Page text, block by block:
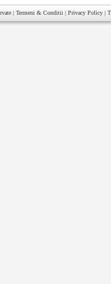
| Termeni & Conditii | Privacy Policy |